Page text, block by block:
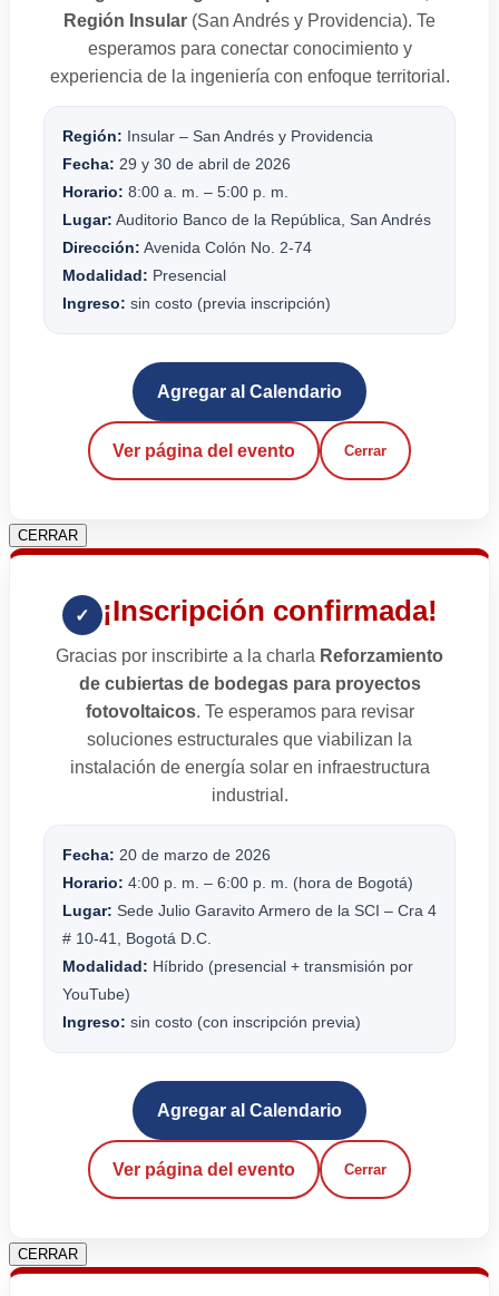
Región Insular (San Andrés y Providencia). Te
esperamos para conectar conocimiento y
experiencia de la ingeniería con enfoque territorial.
Región: Insular – San Andrés y Providencia
Fecha: 29 y 30 de abril de 2026
Horario: 8:00 a. m. – 5:00 p. m.
Lugar: Auditorio Banco de la República, San Andrés
Dirección: Avenida Colón No. 2-74
Modalidad: Presencial
Ingreso: sin costo (previa inscripción)
Agregar al Calendario
Ver página del evento Cerrar
CERRAR
✓ ¡Inscripción confirmada!
Gracias por inscribirte a la charla Reforzamiento
de cubiertas de bodegas para proyectos
fotovoltaicos. Te esperamos para revisar
soluciones estructurales que viabilizan la
instalación de energía solar en infraestructura
industrial.
Fecha: 20 de marzo de 2026
Horario: 4:00 p. m. – 6:00 p. m. (hora de Bogotá)
Lugar: Sede Julio Garavito Armero de la SCI – Cra 4
# 10-41, Bogotá D.C.
Modalidad: Híbrido (presencial + transmisión por
YouTube)
Ingreso: sin costo (con inscripción previa)
Agregar al Calendario
Ver página del evento Cerrar
CERRAR